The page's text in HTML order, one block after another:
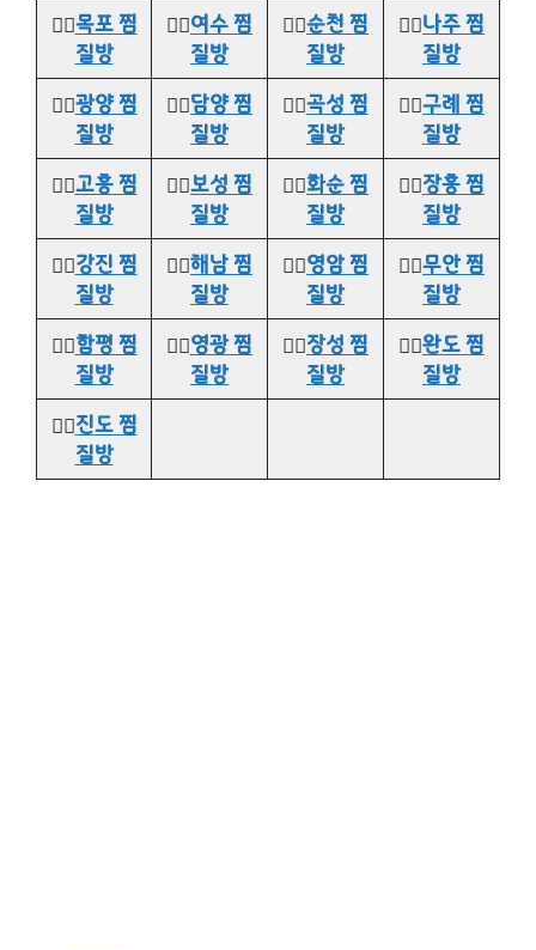
👉🏻목포 찜
질방
👉🏻여수 찜
질방
👉🏻순천 찜
질방
👉🏻나주 찜
질방
👉🏻광양 찜
질방
👉🏻담양 찜
질방
👉🏻곡성 찜
질방
👉🏻구례 찜
질방
👉🏻고흥 찜
질방
👉🏻보성 찜
질방
👉🏻화순 찜
질방
👉🏻장흥 찜
질방
👉🏻강진 찜
질방
👉🏻해남 찜
질방
👉🏻영암 찜
질방
👉🏻무안 찜
질방
👉🏻함평 찜
질방
👉🏻영광 찜
질방
👉🏻장성 찜
질방
👉🏻완도 찜
질방
👉🏻진도 찜
질방